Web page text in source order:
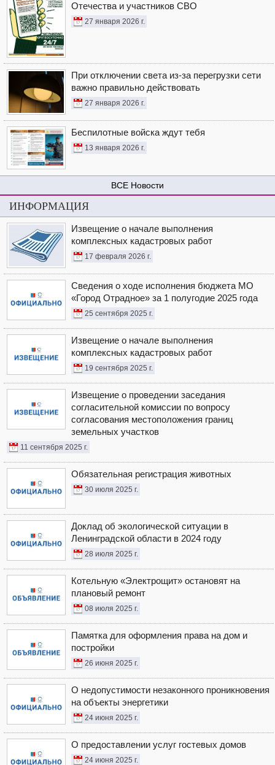
Отечества и участников СВО
27 января 2026 г.
При отключении света из-за перегрузки сети
важно правильно действовать
27 января 2026 г.
Беспилотные войска ждут тебя
13 января 2026 г.
Новости
ИНФОРМАЦИЯ
Извещение о начале выполнения
комплексных кадастровых работ
17 февраля 2026 г.
Сведения о ходе исполнения бюджета МО
«Город Отрадное» за 1 полугодие 2025 года
25 сентября 2025 г.
Извещение о начале выполнения
комплексных кадастровых работ
19 сентября 2025 г.
Извещение о проведении заседания
согласительной комиссии по вопросу
согласования местоположения границ
земельных участков
11 сентября 2025 г.
Обязательная регистрация животных
30 июля 2025 г.
Доклад об экологической ситуации в
Ленинградской области в 2024 году
28 июля 2025 г.
Котельную «Электрощит» остановят на
плановый ремонт
08 июля 2025 г.
Памятка для оформления права на дом и
постройки
26 июня 2025 г.
О недопустимости незаконного проникновения
на объекты энергетики
24 июня 2025 г.
О предоставлении услуг гостевых домов
24 июня 2025 г.